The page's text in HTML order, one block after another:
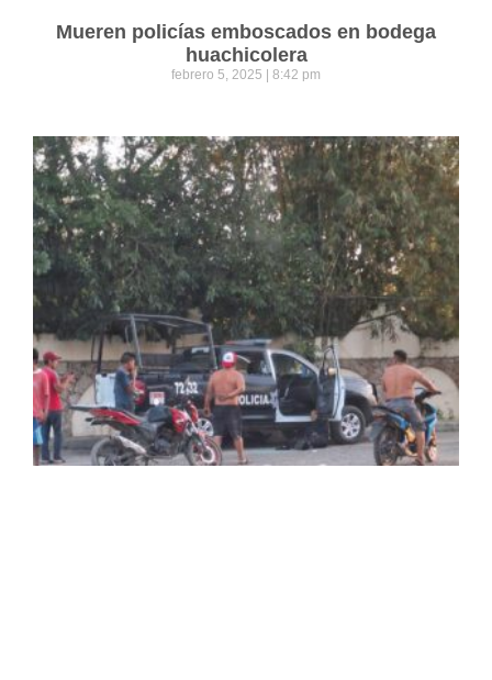
Mueren policías emboscados en bodega
huachicolera
febrero 5, 2025 8:42 pm